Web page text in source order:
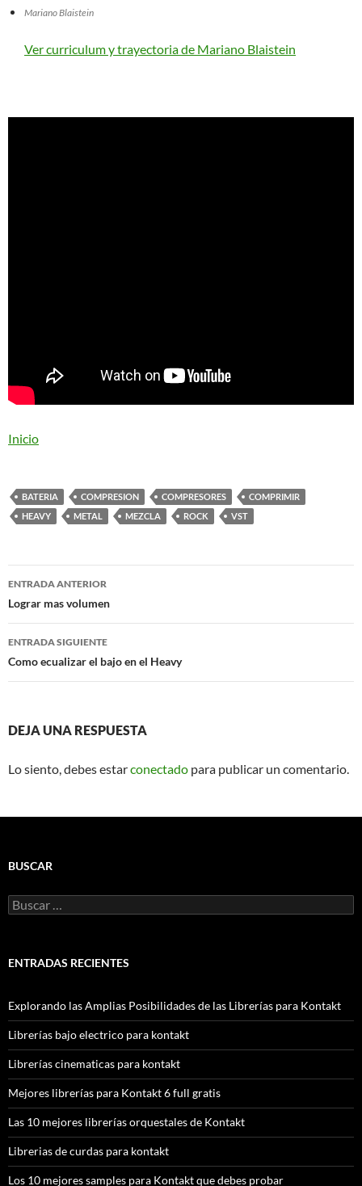
Mariano Blaistein
Ver curriculum y trayectoria de Mariano Blaistein
Inicio
BATERIA COMPRESION COMPRESORES
COMPRIMIR
HEAVY
METAL MEZCLA ROCK VST
Navegación
de
entradas
ENTRADA ANTERIOR
Lograr mas volumen
ENTRADA SIGUIENTE
Como ecualizar el bajo en el Heavy
DEJA UNA RESPUESTA
Lo siento, debes estarconectado para publicar un comentario.
BUSCAR
Buscar:
ENTRADAS RECIENTES
Explorando las Amplias Posibilidades de las Librerías para Kontakt
Librerías bajo electrico para kontakt
Librerías cinematicas para kontakt
Mejores librerías para Kontakt 6 full gratis
Las 10 mejores librerías orquestales de Kontakt
Librerias de curdas para kontakt
Los 10 mejores samples para Kontakt que debes probar